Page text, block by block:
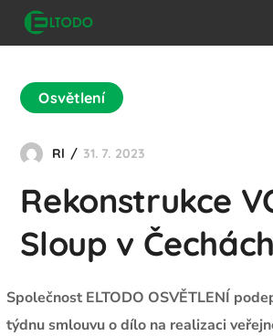
Osvětlení
Rl 31. 7. 2023
Rekonstrukce
Sloup v Čechách
Společnost ELTODO OSVĚTLENÍ
týdnu smlouvu o dílo na realizaci